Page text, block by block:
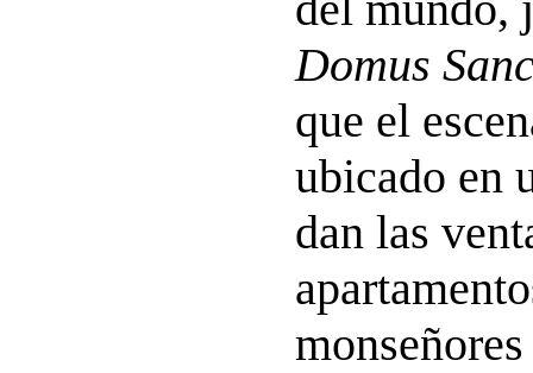
Domus
que el
ubicado en
dan las